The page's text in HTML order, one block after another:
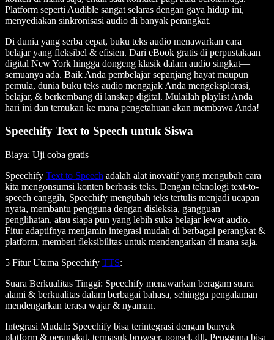
Platform seperti Audible sangat selaras dengan gaya hidup ini,
menyediakan sinkronisasi audio di banyak perangkat.
Di dunia yang serba cepat, buku teks audio menawarkan cara
belajar yang fleksibel & efisien. Dari eBook gratis di perpustakaan
digital New York hingga dongeng klasik dalam audio singkat—
semuanya ada. Baik Anda pembelajar sepanjang hayat maupun
pemula, dunia buku teks audio mengajak Anda mengeksplorasi,
belajar, & berkembang di lanskap digital. Mulailah playlist Anda
hari ini dan temukan ke mana pengetahuan akan membawa Anda!
Speechify Text to Speech untuk Siswa
Biaya: Uji coba gratis
Speechify Text to Speech adalah alat inovatif yang mengubah cara
kita mengonsumsi konten berbasis teks. Dengan teknologi text-to-
speech canggih, Speechify mengubah teks tertulis menjadi ucapan
nyata, membantu pengguna dengan disleksia, gangguan
penglihatan, atau siapa pun yang lebih suka belajar lewat audio.
Fitur adaptifnya menjamin integrasi mudah di berbagai perangkat &
platform, memberi fleksibilitas untuk mendengarkan di mana saja.
5 Fitur Utama Speechify TTS:
Suara Berkualitas Tinggi: Speechify menawarkan beragam suara
alami & berkualitas dalam berbagai bahasa, sehingga pengalaman
mendengarkan terasa wajar & nyaman.
Integrasi Mudah: Speechify bisa terintegrasi dengan banyak
platform & perangkat, termasuk browser, ponsel, dll. Pengguna bisa